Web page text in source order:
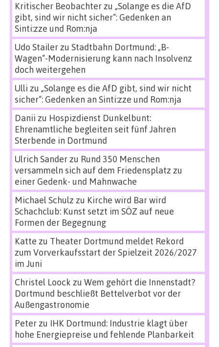
Kritischer Beobachterzu „Solange es die AfD
gibt, sind wir nicht sicher“: Gedenken an
Sinti:zze und Rom:nja
Udo Stailerzu Stadtbahn Dortmund: „B-
Wagen“-Modernisierung kann nach Insolvenz
doch weitergehen
Ulli zu „Solange es die AfD gibt, sind wir nicht
sicher“: Gedenken an Sinti:zze und Rom:nja
Danii zu Hospizdienst Dunkelbunt:
Ehrenamtliche begleiten seit fünf Jahren
Sterbende in Dortmund
Ulrich Sanderzu Rund 350 Menschen
versammeln sich auf dem Friedensplatz zu
einer Gedenk- und Mahnwache
Michael Schulz zu Kirche wird Bar wird
Schachclub: Kunst setzt im SÖZ auf neue
Formen der Begegnung
Katte zu Theater Dortmund meldet Rekord
zum Vorverkaufsstart der Spielzeit 2026/2027
im Juni
Christel Loock zu Wem gehört die Innenstadt?
Dortmund beschließt Bettelverbot vor der
Außengastronomie
Peterzu IHK Dortmund: Industrie klagt über
hohe Energiepreise und fehlende Planbarkeit